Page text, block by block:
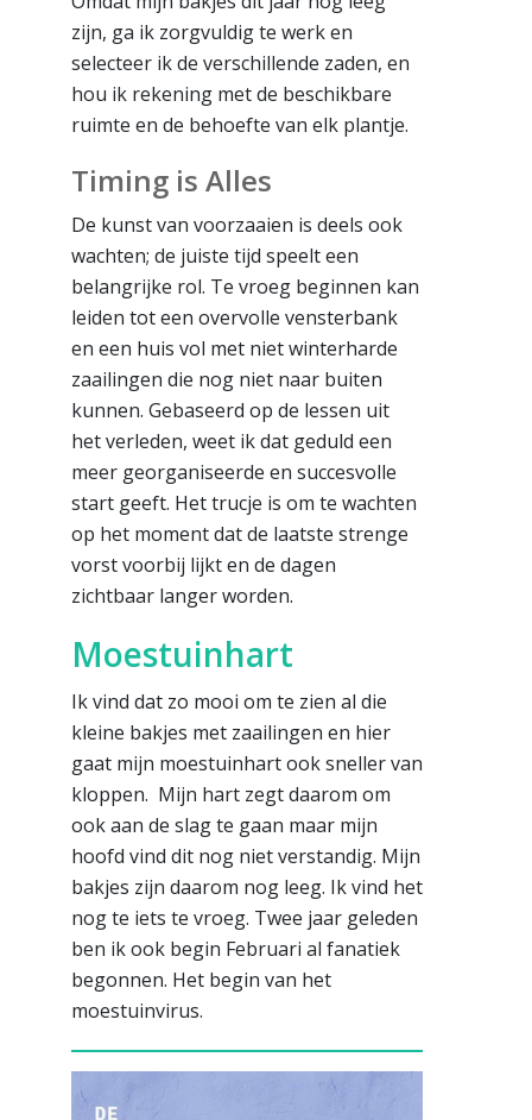
zijn, ga ik zorgvuldig te werk en
selecteer ik de verschillende zaden, en
hou ik rekening met de beschikbare
ruimte en de behoefte van elk plantje.
Timing is Alles
De kunst van voorzaaien is deels ook
wachten; de juiste tijd speelt een
belangrijke rol. Te vroeg beginnen kan
leiden tot een overvolle vensterbank
en een huis vol met niet winterharde
zaailingen die nog niet naar buiten
kunnen. Gebaseerd op de lessen uit
het verleden, weet ik dat geduld een
meer georganiseerde en succesvolle
start geeft. Het trucje is om te wachten
op het moment dat de laatste strenge
vorst voorbij lijkt en de dagen
zichtbaar langer worden.
Moestuinhart
Ik vind dat zo mooi om te zien al die
kleine bakjes met zaailingen en hier
gaat mijn moestuinhart ook sneller van
kloppen. Mijn hart zegt daarom om
ook aan de slag te gaan maar mijn
hoofd vind dit nog niet verstandig. Mijn
bakjes zijn daarom nog leeg. Ik vind het
nog te iets te vroeg. Twee jaar geleden
ben ik ook begin Februari al fanatiek
begonnen. Het begin van het
moestuinvirus.